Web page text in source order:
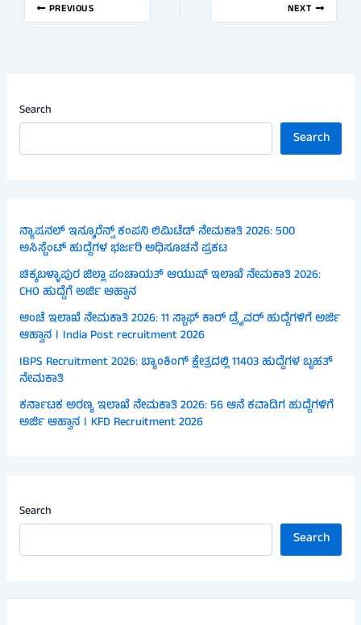
PREVIOUS NEXT
Search
Search
ನ್ಯಾಷನಲ್ ಇನ್ಶೂರೆನ್ಸ್ ಕಂಪನಿ ಲಿಮಿಟೆಡ್ ನೇಮಕಾತಿ 2026: 500
ಅಸಿಸ್ಟೆಂಟ್ ಹುದ್ದೆಗಳ ಭರ್ಜರಿ ಅಧಿಸೂಚನೆ ಪ್ರಕಟ
ಚಿಕ್ಕಬಳ್ಳಾಪುರ ಜಿಲ್ಲಾ ಪಂಚಾಯತ್ ಆಯುಷ್ ಇಲಾಖೆ ನೇಮಕಾತಿ 2026:
CHO ಹುದ್ದೆಗೆ ಅರ್ಜಿ ಆಹ್ವಾನ
ಅಂಚೆ ಇಲಾಖೆ ನೇಮಕಾತಿ 2026: 11 ಸ್ಟಾಫ್ ಕಾರ್ ಡ್ರೈವರ್ ಹುದ್ದೆಗಳಿಗೆ ಅರ್ಜಿ
ಆಹ್ವಾನ । India Post recruitment 2026
IBPS Recruitment 2026: ಬ್ಯಾಂಕಿಂಗ್ ಕ್ಷೇತ್ರದಲ್ಲಿ 11403 ಹುದ್ದೆಗಳ ಬೃಹತ್
ನೇಮಕಾತಿ
ಕರ್ನಾಟಕ ಅರಣ್ಯ ಇಲಾಖೆ ನೇಮಕಾತಿ 2026: 56 ಆನೆ ಕವಾಡಿಗ ಹುದ್ದೆಗಳಿಗೆ
ಅರ್ಜಿ ಆಹ್ವಾನ । KFD Recruitment 2026
Search
Search